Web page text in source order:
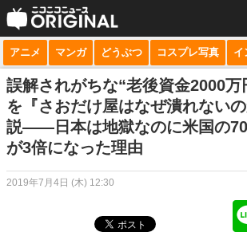
サービス一覧
niconico
動画
生放送
ニュース
アニメ マンガ どうぶつ コスプレ写真 イ
誤解されがちな“老後資金2000万
を『さおだけ屋はなぜ潰れない
説――日本は地獄なのに米国の
が3倍になった理由
2019年7月4日 (木) 12:30